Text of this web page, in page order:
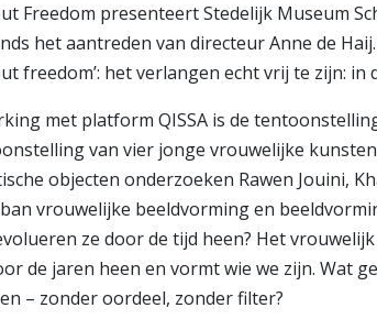
Freedom presenteert Stedelijk Museum
het aantreden van directeur Anne de
freedom’: het verlangen echt vrij te zijn: in
met platform QISSA is de
van vier jonge vrouwelijke
objecten onderzoeken Rawen Jouini,
vrouwelijke beeldvorming en
ze door de tijd heen? Het
de jaren heen en vormt wie we zijn. Wat
– zonder oordeel, zonder filter?